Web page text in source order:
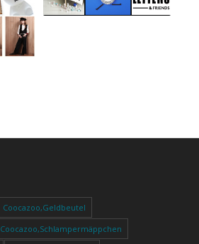
Coocazoo,Geldbeutel
Coocazoo,Schlampermäppchen